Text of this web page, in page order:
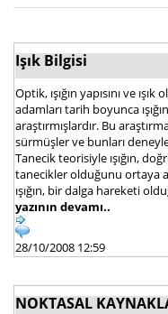
Işık Bilgisi
Optik, ışığın yapısını ve
adamları tarih boyunca ışığın
araştırmışlardır. Bu
sürmüşler ve bunları
Tanecik teorisiyle ışığın,
tanecikler olduğunu ortaya
ışığın, bir dalga hareketi
yazının devamı..
28/10/2008 12:59
NOKTASAL